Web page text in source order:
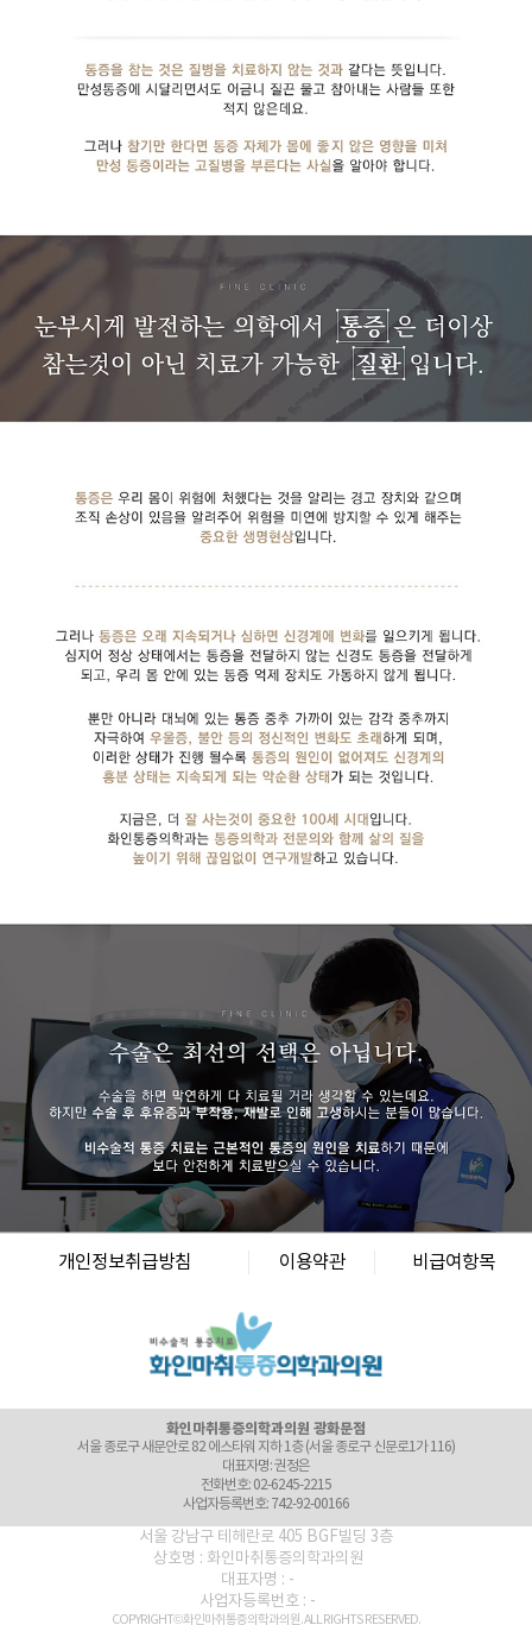
개인정보취급방침 이용약관 비급여항목
화인마취통증의학과의원 창원점
경남 창원시 성산구 상남로 122 상남메디칼 9층 (경남 창원시 성산구 상남동 7-4)
전화번호: 055-603-8288
서울 강남구 테헤란로 405 BGF 사옥 빌딩 3층 (서울 강남구 삼성동 141-32)
대표자명: 이정욱
전화번호: 02-6673-2215
화인마취통증의학과의원 광화문점
서울 종로구 새문안로 82 에스타워 지하 1층 (서울 종로구 신문로1가 116)
대표자명: 권정은
전화번호: 02-6245-2215
사업자등록번호: 742-92-00166
서울특별시 광진구 천호대로 556, 동성빌딩 4층 (서울 광진구 능동 276-2)
대표자명: 김세훈
전화번호: 02-6272-2215
사업자등록번호: 506-91-40361
화인마취통증의학과의원 마포점
서울 강남구 테헤란로 405 BGF빌딩 3층
상호명 : 화인마취통증의학과의원
대표자명 : -
사업자등록번호 : -
COPYRIGHT© 화인마취통증의학과의원. ALL RIGHTS RESERVED.